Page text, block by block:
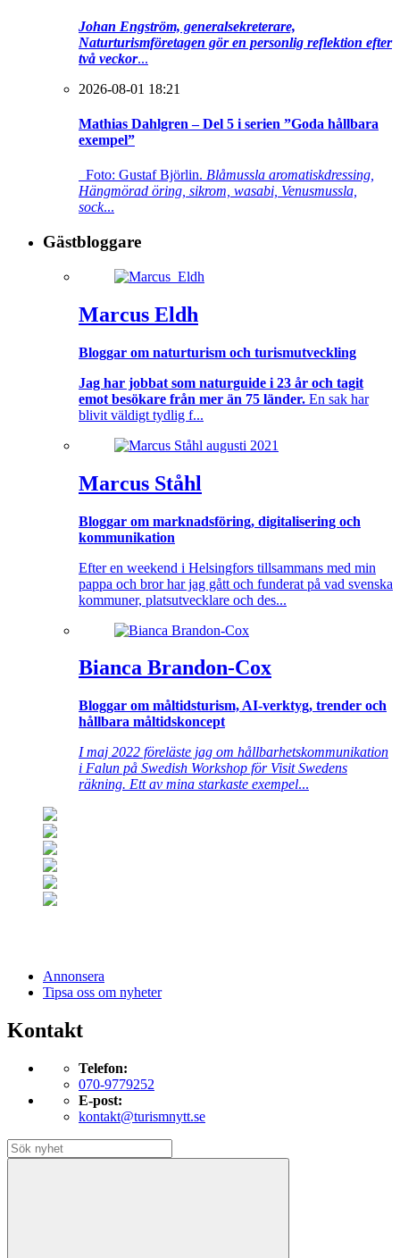
Johan Engström, generalsekreterare,
Naturturismföretagen gör en personlig reflektion efter
två veckor...
2026-08-01 18:21
Mathias Dahlgren – Del 5 i serien ”Goda hållbara
exempel”
Foto: Gustaf Björlin. Blåmussla aromatiskdressing,
Hängmörad öring, sikrom, wasabi, Venusmussla,
sock...
Gästbloggare
Marcus Eldh
Bloggar om naturturism och turismutveckling
Jag har jobbat som naturguide i 23 år och tagit
emot besökare från mer än 75 länder. En sak har
blivit väldigt tydlig f...
Marcus Ståhl
Bloggar om marknadsföring, digitalisering och
kommunikation
Efter en weekend i Helsingfors tillsammans med min
pappa och bror har jag gått och funderat på vad svenska
kommuner, platsutvecklare och des...
Bianca Brandon-Cox
Bloggar om måltidsturism, AI-verktyg, trender och
hållbara måltidskoncept
I maj 2022 föreläste jag om hållbarhetskommunikation
i Falun på Swedish Workshop för Visit Swedens
räkning. Ett av mina starkaste exempel...
Annonsera
Tipsa oss om nyheter
Kontakt
Telefon:
070-9779252
E-post:
kontakt@turismnytt.se